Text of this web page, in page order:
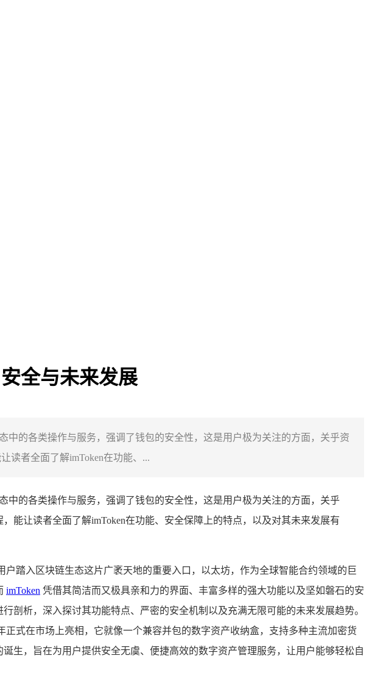
全与未来发展
中的各类操作与服务，强调了钱包的安全性，这是用户极为关注的方面，关乎资
读者全面了解imToken在功能、...
中的各类操作与服务，强调了钱包的安全性，这是用户极为关注的方面，关乎
能让读者全面了解imToken在功能、安全保障上的特点，以及对其未来发展有
户踏入区块链生态这片广袤天地的重要入口，以太坊，作为全球智能合约领域的巨
imToken 凭借其简洁而又极具亲和力的界面、丰富多样的强大功能以及坚如磐石的安
剖析，深入探讨其功能特点、严密的安全机制以及充满无限可能的未来发展趋势。
式在市场上亮相，它就像一个兼容并包的数字资产收纳盒，支持多种主流加密货
生，旨在为用户提供安全无虞、便捷高效的数字资产管理服务，让用户能够轻松自